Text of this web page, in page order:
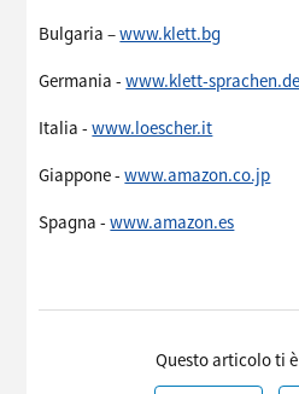
Bulgaria –www.klett.bg
Germania -www.klett-sprachen.de
Italia -www.loescher.it
Giappone -www.amazon.co.jp
Spagna -www.amazon.es
Questo articolo ti